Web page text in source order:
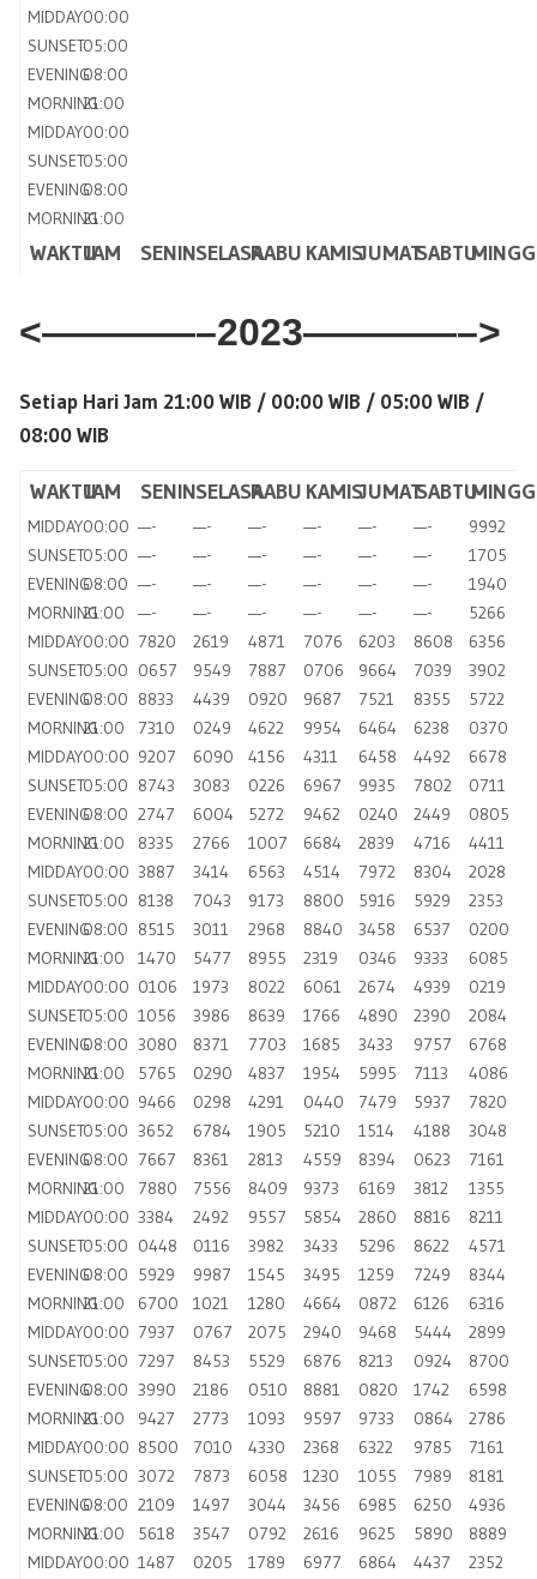
MIDDAY00:00
SUNSET05:00
EVENING08:00
MORNING21:00
MIDDAY00:00
SUNSET05:00
EVENING08:00
MORNING21:00
WAKTUJAM SENINSELASARABU KAMISJUMATSABTU
<————–2023————–>
Setiap Hari Jam 21:00 WIB / 00:00 WIB / 05:00 WIB /
08:00 WIB
WAKTUJAM SENINSELASARABU KAMISJUMATSABTU
MIDDAY00:00 —- —- —- —- —- —-
9992
SUNSET05:00 —- —- —- —- —- —-
1705
EVENING08:00 —- —- —- —- —- —-
1940
MORNING21:00 —- —- —- —- —- —-
5266
MIDDAY00:00 7820 2619 4871 7076 6203 8608
6356
SUNSET05:00 0657 9549 7887 0706 9664 7039
3902
EVENING08:00 8833 4439 0920 9687 7521 8355
5722
MORNING21:00 7310 0249 4622 9954 6464 6238
0370
MIDDAY00:00 9207 6090 4156 4311 6458 4492
6678
SUNSET05:00 8743 3083 0226 6967 9935 7802
0711
EVENING08:00 2747 6004 5272 9462 0240 2449
0805
MORNING21:00 8335 2766 1007 6684 2839 4716
4411
MIDDAY00:00 3887 3414 6563 4514 7972 8304
2028
SUNSET05:00 8138 7043 9173 8800 5916 5929
2353
EVENING08:00 8515 3011 2968 8840 3458 6537
0200
MORNING21:00 1470 5477 8955 2319 0346 9333
6085
MIDDAY00:00 0106 1973 8022 6061 2674 4939
0219
SUNSET05:00 1056 3986 8639 1766 4890 2390
2084
EVENING08:00 3080 8371 7703 1685 3433 9757
6768
MORNING21:00 5765 0290 4837 1954 5995 7113
4086
MIDDAY00:00 9466 0298 4291 0440 7479 5937
7820
SUNSET05:00 3652 6784 1905 5210 1514 4188
3048
EVENING08:00 7667 8361 2813 4559 8394 0623
7161
MORNING21:00 7880 7556 8409 9373 6169 3812
1355
MIDDAY00:00 3384 2492 9557 5854 2860 8816
8211
SUNSET05:00 0448 0116 3982 3433 5296 8622
4571
EVENING08:00 5929 9987 1545 3495 1259 7249
8344
MORNING21:00 6700 1021 1280 4664 0872 6126
6316
MIDDAY00:00 7937 0767 2075 2940 9468 5444
2899
SUNSET05:00 7297 8453 5529 6876 8213 0924
8700
EVENING08:00 3990 2186 0510 8881 0820 1742
6598
MORNING21:00 9427 2773 1093 9597 9733 0864
2786
MIDDAY00:00 8500 7010 4330 2368 6322 9785
7161
SUNSET05:00 3072 7873 6058 1230 1055 7989
8181
EVENING08:00 2109 1497 3044 3456 6985 6250
4936
MORNING21:00 5618 3547 0792 2616 9625 5890
8889
MIDDAY00:00 1487 0205 1789 6977 6864 4437
2352